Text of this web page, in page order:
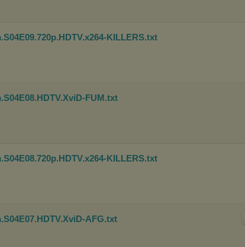
KILLERS.txt
FUM .txt
KILLERS.txt
AFG.txt